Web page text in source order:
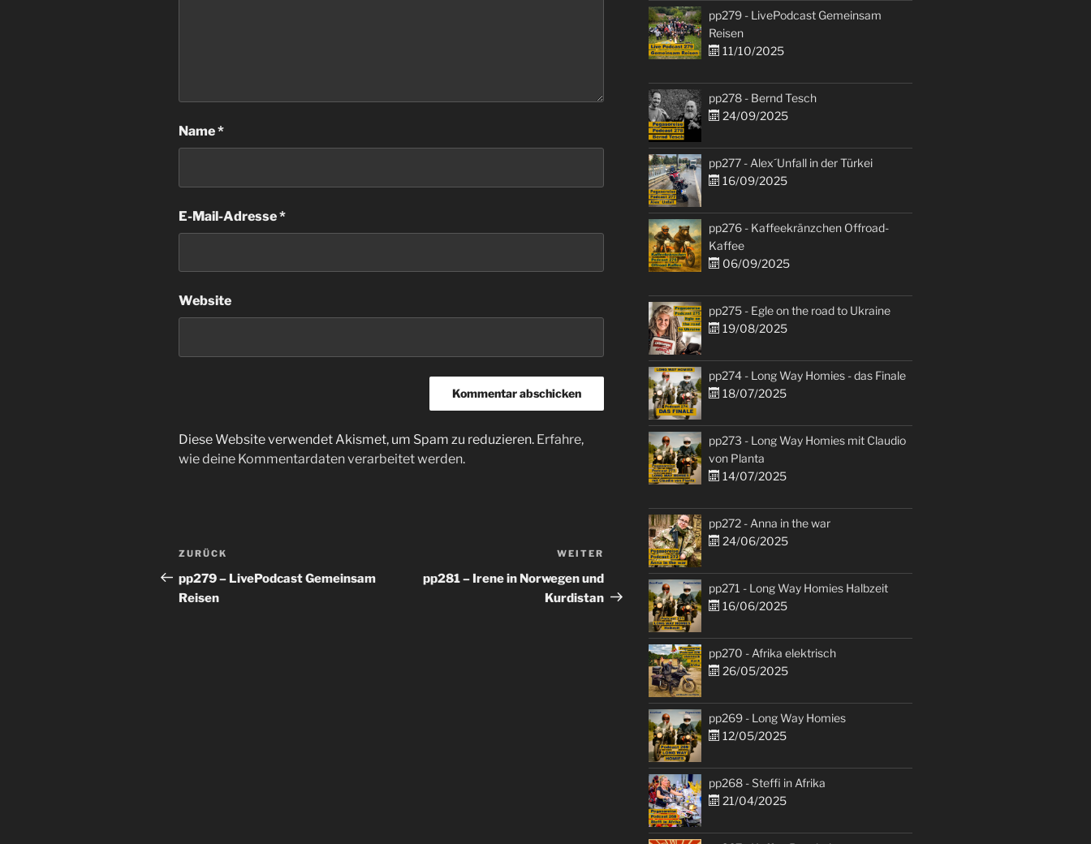
Name*
E-Mail-Adresse*
Website
Diese Website verwendet Akismet, um Spam zu reduzieren. Erfahre,
wie deine Kommentardaten verarbeitet werden.
Beitragsnavigation
Vorheriger
Beitrag
ZURÜCK
pp279 – LivePodcast Gemeinsam
Reisen
Nächster
Beitrag
WEITER
pp281 – Irene in Norwegen und
Kurdistan
pp279 - LivePodcast Gemeinsam
Reisen
11/10/2025
pp278 - Bernd Tesch
24/09/2025
pp277 - Alex´Unfall in der Türkei
16/09/2025
pp276 - Kaffeekränzchen Offroad-
Kaffee
06/09/2025
pp275 - Egle on the road to Ukraine
19/08/2025
pp274 - Long Way Homies - das Finale
18/07/2025
pp273 - Long Way Homies mit Claudio
von Planta
14/07/2025
pp272 - Anna in the war
24/06/2025
pp271 - Long Way Homies Halbzeit
16/06/2025
pp270 - Afrika elektrisch
26/05/2025
pp269 - Long Way Homies
12/05/2025
pp268 - Steffi in Afrika
21/04/2025